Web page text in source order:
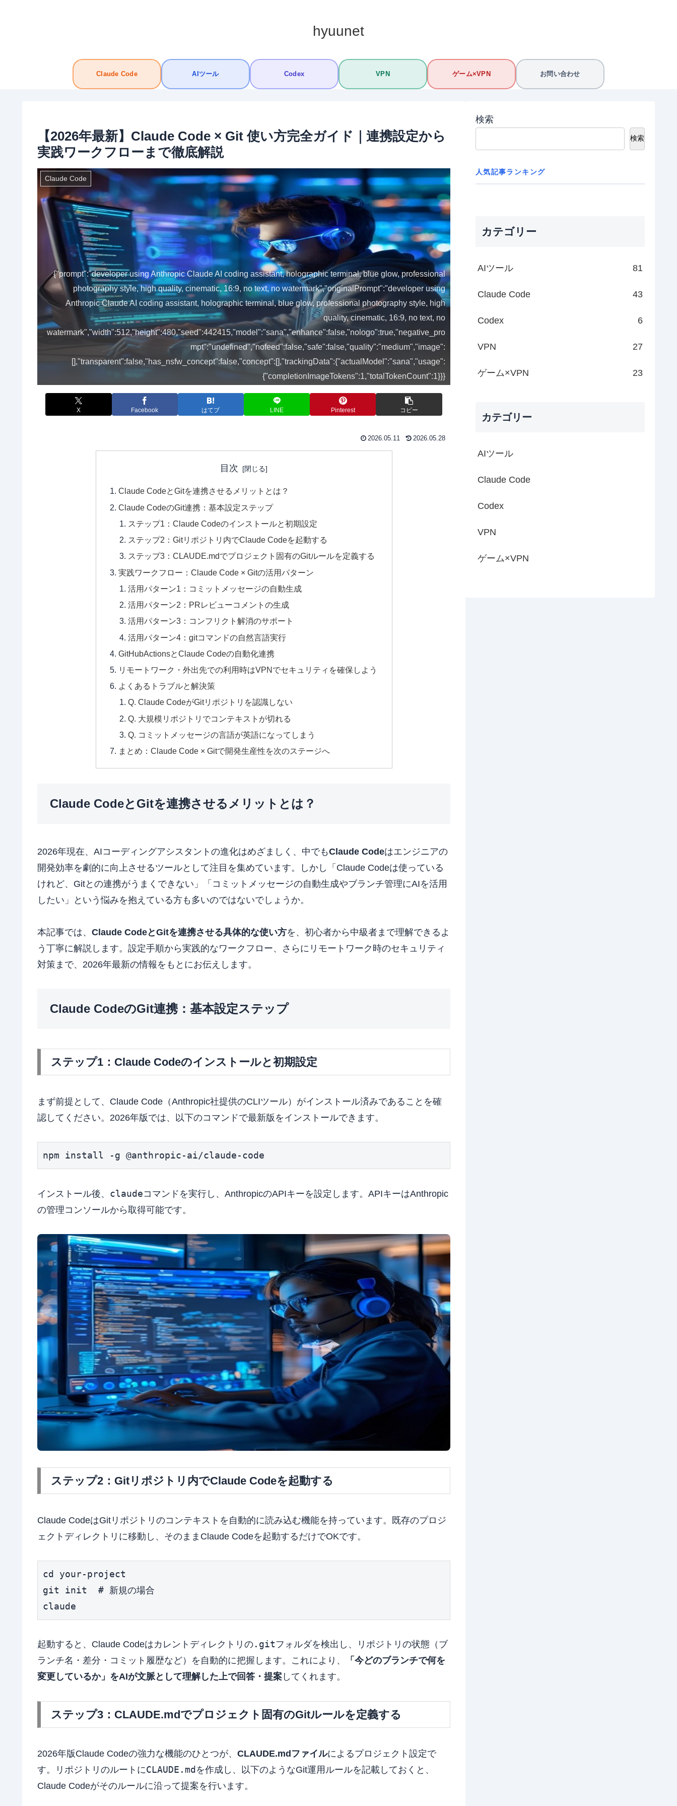
hyuunet
Claude Code AIツール Codex VPN ゲーム×VPN お問い合わせ
【2026年最新】Claude Code × Git 使い方完全ガイド｜連携設定から
実践ワークフローまで徹底解説
Claude Code
{"prompt":"developer using Anthropic Claude AI coding assistant, holographic terminal, blue glow, professional
photography style, high quality, cinematic, 16:9, no text, no watermark","originalPrompt":"developer using
Anthropic Claude AI coding assistant, holographic terminal, blue glow, professional photography style, high
quality, cinematic, 16:9, no text, no
watermark","width":512,"height":480,"seed":442415,"model":"sana","enhance":false,"nologo":true,"negative_pro
mpt":"undefined","nofeed":false,"safe":false,"quality":"medium","image":
[],"transparent":false,"has_nsfw_concept":false,"concept":[],"trackingData":{"actualModel":"sana","usage":
{"completionImageTokens":1,"totalTokenCount":1}}}
X Facebook はてブ LINE Pinterest コピー
2026.05.11 2026.05.28
目次
Claude CodeとGitを連携させるメリットとは？
Claude CodeのGit連携：基本設定ステップ
ステップ1：Claude Codeのインストールと初期設定
ステップ2：Gitリポジトリ内でClaude Codeを起動する
ステップ3：CLAUDE.mdでプロジェクト固有のGitルールを定義する
実践ワークフロー：Claude Code × Gitの活用パターン
活用パターン1：コミットメッセージの自動生成
活用パターン2：PRレビューコメントの生成
活用パターン3：コンフリクト解消のサポート
活用パターン4：gitコマンドの自然言語実行
GitHubActionsとClaude Codeの自動化連携
リモートワーク・外出先での利用時はVPNでセキュリティを確保しよう
よくあるトラブルと解決策
Q. Claude CodeがGitリポジトリを認識しない
Q. 大規模リポジトリでコンテキストが切れる
Q. コミットメッセージの言語が英語になってしまう
まとめ：Claude Code × Gitで開発生産性を次のステージへ
Claude CodeとGitを連携させるメリットとは？
2026年現在、AIコーディングアシスタントの進化はめざましく、中でもClaude Codeはエンジニアの
開発効率を劇的に向上させるツールとして注目を集めています。しかし「Claude Codeは使っている
けれど、Gitとの連携がうまくできない」「コミットメッセージの自動生成やブランチ管理にAIを活用
したい」という悩みを抱えている方も多いのではないでしょうか。
本記事では、 Claude CodeとGitを連携させる具体的な使い方を、初心者から中級者まで理解できるよ
う丁寧に解説します。設定手順から実践的なワークフロー、さらにリモートワーク時のセキュリティ
対策まで、2026年最新の情報をもとにお伝えします。
Claude CodeのGit連携：基本設定ステップ
ステップ1：Claude Codeのインストールと初期設定
まず前提として、Claude Code（Anthropic社提供のCLIツール）がインストール済みであることを確
認してください。2026年版では、以下のコマンドで最新版をインストールできます。
npm install -g @anthropic-ai/claude-code
インストール後、 claudeコマンドを実行し、AnthropicのAPIキーを設定します。APIキーはAnthropic
の管理コンソールから取得可能です。
ステップ2：Gitリポジトリ内でClaude Codeを起動する
Claude CodeはGitリポジトリのコンテキストを自動的に読み込む機能を持っています。既存のプロジ
ェクトディレクトリに移動し、そのままClaude Codeを起動するだけでOKです。
cd your-project
git init  # 新規の場合
claude
起動すると、Claude Codeはカレントディレクトリの .git フォルダを検出し、リポジトリの状態（ブ
ランチ名・差分・コミット履歴など）を自動的に把握します。これにより、
「今どのブランチで何を
変更しているか」をAIが文脈として理解した上で回答・提案 してくれます。
ステップ3：CLAUDE.mdでプロジェクト固有のGitルールを定義する
2026年版Claude Codeの強力な機能のひとつが、 CLAUDE.mdファイルによるプロジェクト設定で
す。リポジトリのルートにCLAUDE.md を作成し、以下のようなGit運用ルールを記載しておくと、
Claude Codeがそのルールに沿って提案を行います。
検索
検索
人気記事ランキング
カテゴリー
AIツール 81
Claude Code 43
Codex 6
VPN 27
ゲーム×VPN 23
カテゴリー
AIツール
Claude Code
Codex
VPN
ゲーム×VPN